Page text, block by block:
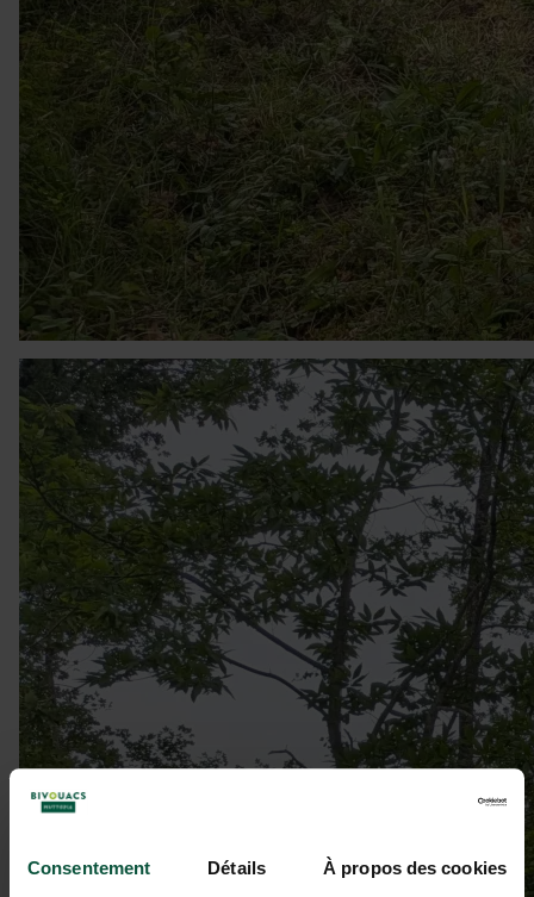
Consentement Détails À propos des cookies